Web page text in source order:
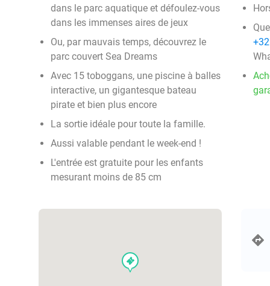
dans le parc aquatique et défoulez-vous
dans les immenses aires de jeux
Ou, par mauvais temps, découvrez le
parc couvert Sea Dreams
Avec 15 toboggans, une piscine à balles
interactive, un gigantesque bateau
pirate et bien plus encore
La sortie idéale pour toute la famille.
Aussi valable pendant le week-end !
L'entrée est gratuite pour les enfants
mesurant moins de 85 cm
events